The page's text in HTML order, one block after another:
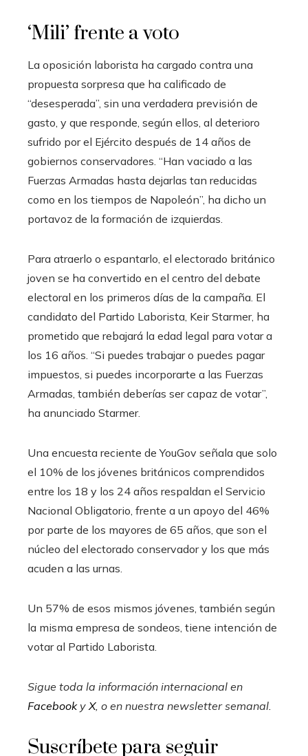
‘Mili’ frente a voto
La oposición laborista ha cargado contra una
propuesta sorpresa que ha calificado de
“desesperada”, sin una verdadera previsión de
gasto, y que responde, según ellos, al deterioro
sufrido por el Ejército después de 14 años de
gobiernos conservadores. “Han vaciado a las
Fuerzas Armadas hasta dejarlas tan reducidas
como en los tiempos de Napoleón”, ha dicho un
portavoz de la formación de izquierdas.
Para atraerlo o espantarlo, el electorado británico
joven se ha convertido en el centro del debate
electoral en los primeros días de la campaña. El
candidato del Partido Laborista, Keir Starmer, ha
prometido que rebajará la edad legal para votar a
los 16 años. “Si puedes trabajar o puedes pagar
impuestos, si puedes incorporarte a las Fuerzas
Armadas, también deberías ser capaz de votar”,
ha anunciado Starmer.
Una encuesta reciente de YouGov señala que solo
el 10% de los jóvenes británicos comprendidos
entre los 18 y los 24 años respaldan el Servicio
Nacional Obligatorio, frente a un apoyo del 46%
por parte de los mayores de 65 años, que son el
núcleo del electorado conservador y los que más
acuden a las urnas.
Un 57% de esos mismos jóvenes, también según
la misma empresa de sondeos, tiene intención de
votar al Partido Laborista.
Sigue toda la información internacional en
FacebookyX, o en nuestra newsletter semanal.
Suscríbete para seguir